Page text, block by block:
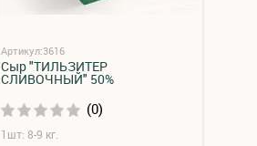
Артикул:3616
Сыр "ТИЛЬЗИТЕР
СЛИВОЧНЫЙ" 50%
(0)
1шт: 8-9 кг.